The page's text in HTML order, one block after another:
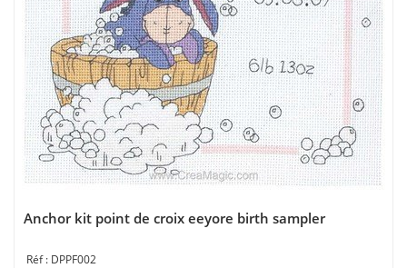
Anchor kit point de croix eeyore birth sampler
DPPF002